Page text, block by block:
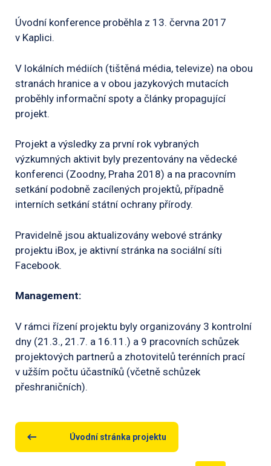
Úvodní konference proběhla z 13. června 2017
v Kaplici.
V lokálních médiích (tištěná média, televize) na obou
stranách hranice a v obou jazykových mutacích
proběhly informační spoty a články propagující
projekt.
Projekt a výsledky za první rok vybraných
výzkumných aktivit byly prezentovány na vědecké
konferenci (Zoodny, Praha 2018) a na pracovním
setkání podobně zacílených projektů, případně
interních setkání státní ochrany přírody.
Pravidelně jsou aktualizovány webové stránky
projektu iBox, je aktivní stránka na sociální síti
Facebook.
Management:
V rámci řízení projektu byly organizovány 3 kontrolní
dny (21.3., 21.7. a 16.11.) a 9 pracovních schůzek
projektových partnerů a zhotovitelů terénních prací
v užším počtu účastníků (včetně schůzek
přeshraničních).
Úvodní stránka projektu